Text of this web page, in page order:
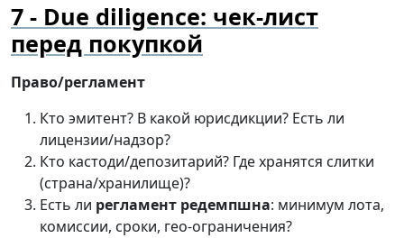
Due diligence: чек-лист
перед покупкой
Право/регламент
Кто эмитент? В какой юрисдикции? Есть ли
лицензии/надзор?
Кто кастоди/депозитарий? Где хранятся слитки
(страна/хранилище)?
Есть ли регламент редемпшна: минимум лота,
комиссии, сроки, гео-ограничения?